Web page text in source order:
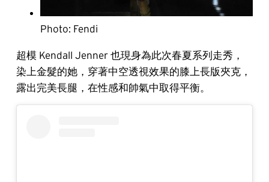
Photo: Fendi
超模 Kendall Jenner 也現身為此次春夏系列走秀，
染上金髮的她，穿著中空透視效果的膝上長版夾克，
露出完美長腿，在性感和帥氣中取得平衡。